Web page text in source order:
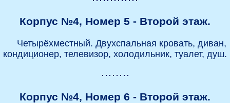
Корпус №4, Номер 5 - Второй этаж.
Четырёхместный. Двухспальная кровать, диван,
кондиционер, телевизор, холодильник, туалет, душ.
Корпус №4, Номер 6 - Второй этаж.